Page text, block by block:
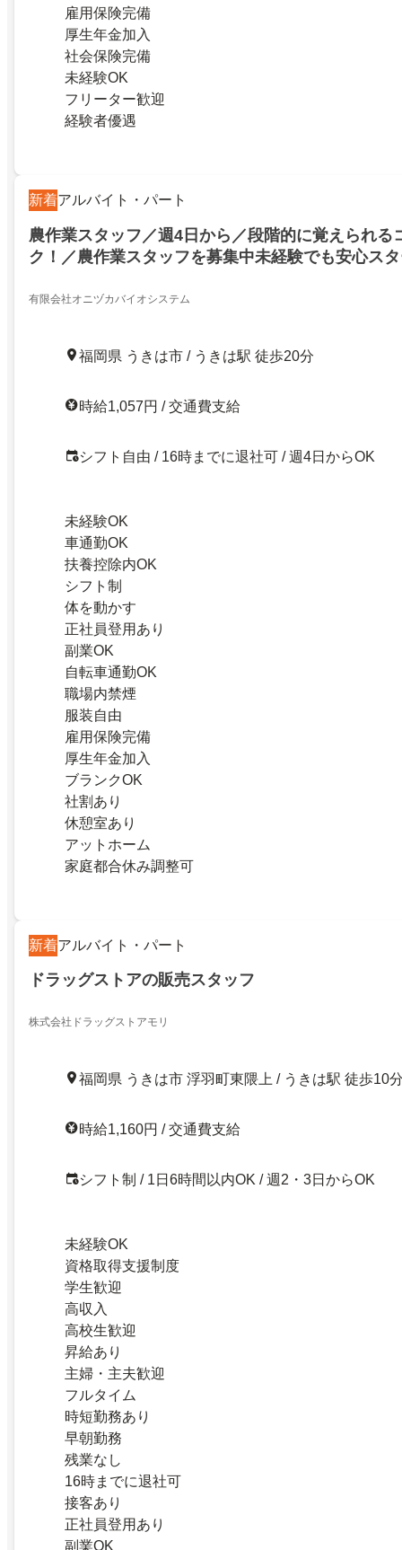
雇用保険完備
厚生年金加入
社会保険完備
未経験OK
フリーター歓迎
経験者優遇
新着アルバイト・パート
農作業スタッフ／週4日から／段階的に覚えられる
ク！／農作業スタッフを募集中未経験でも安心ス
有限会社オニヅカバイオシステム
福岡県 うきは市 / うきは駅 徒歩20分
時給1,057円 / 交通費支給
シフト自由 / 16時までに退社可 / 週4日からOK
未経験OK
車通勤OK
扶養控除内OK
シフト制
体を動かす
正社員登用あり
副業OK
自転車通勤OK
職場内禁煙
服装自由
雇用保険完備
厚生年金加入
ブランクOK
社割あり
休憩室あり
アットホーム
家庭都合休み調整可
新着アルバイト・パート
ドラッグストアの販売スタッフ
株式会社ドラッグストアモリ
福岡県 うきは市 浮羽町東隈上 / うきは駅 徒歩10
時給1,160円 / 交通費支給
シフト制 / 1日6時間以内OK / 週2・3日からOK
未経験OK
資格取得支援制度
学生歓迎
高収入
高校生歓迎
昇給あり
主婦・主夫歓迎
フルタイム
時短勤務あり
早朝勤務
残業なし
16時までに退社可
接客あり
正社員登用あり
副業OK